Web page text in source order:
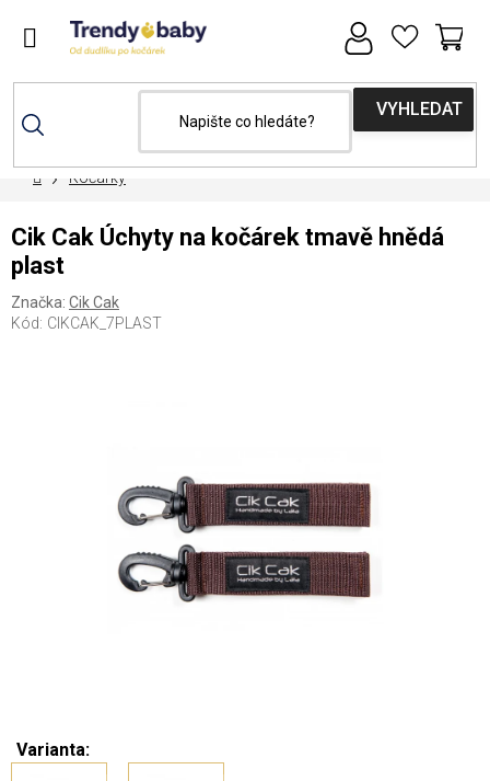
DomůKočárky
Varianta:
Cik Cak Úchyty na kočárek tmavě hnědá
plast
Značka: Cik Cak
Kód: CIKCAK_7PLAST